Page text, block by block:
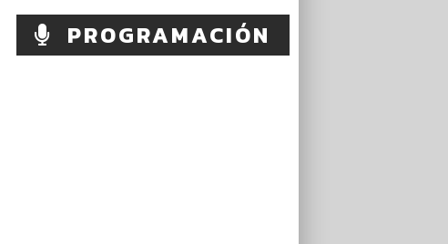
PROGRAMACIÓN